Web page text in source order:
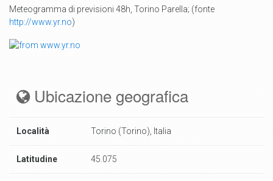
Meteogramma di previsioni 48h, Torino Parella; (fonte
http://www.yr.no)
Ubicazione geografica
Località Torino (Torino), Italia
Latitudine 45.075